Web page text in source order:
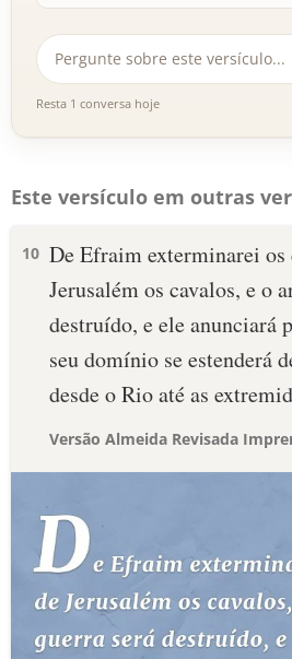
Resta 1 conversa hoje
Este versículo em outras
10 De Efraim exterminarei os
Jerusalém os cavalos, e o
destruído, e ele anunciará
seu domínio se estenderá
desde o Rio até as
Versão Almeida Revisada